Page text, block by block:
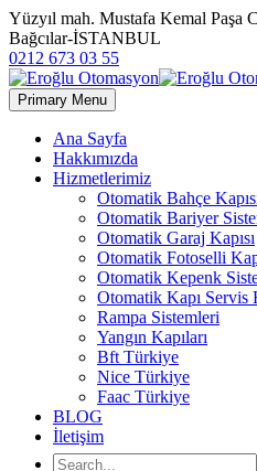
Yüzyıl mah. Mustafa Kemal Paşa
Bağcılar-İSTANBUL
0212 673 03 55
Primary Menu
Ana Sayfa
Hakkımızda
Hizmetlerimiz
Otomatik Bahçe
Otomatik Bariyer
Otomatik Garaj Kapısı
Otomatik Fotoselli
Otomatik Kepenk
Otomatik Kapı Servis
Rampa Sistemleri
Yangın Kapıları
Bft Türkiye
Nice Türkiye
Faac Türkiye
BLOG
İletişim